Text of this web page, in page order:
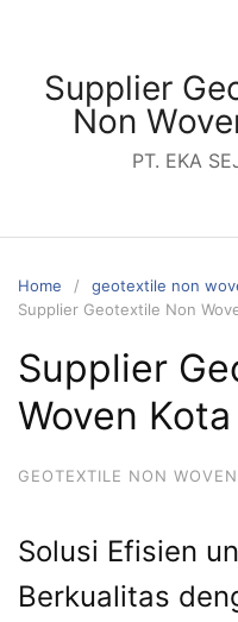
contentSupplier
Non
PT. EKA
Home
geotextile non
Supplier Geotextile Non
Supplier
Woven
GEOTEXTILE NON WOVEN
Solusi Efisien
Berkualitas